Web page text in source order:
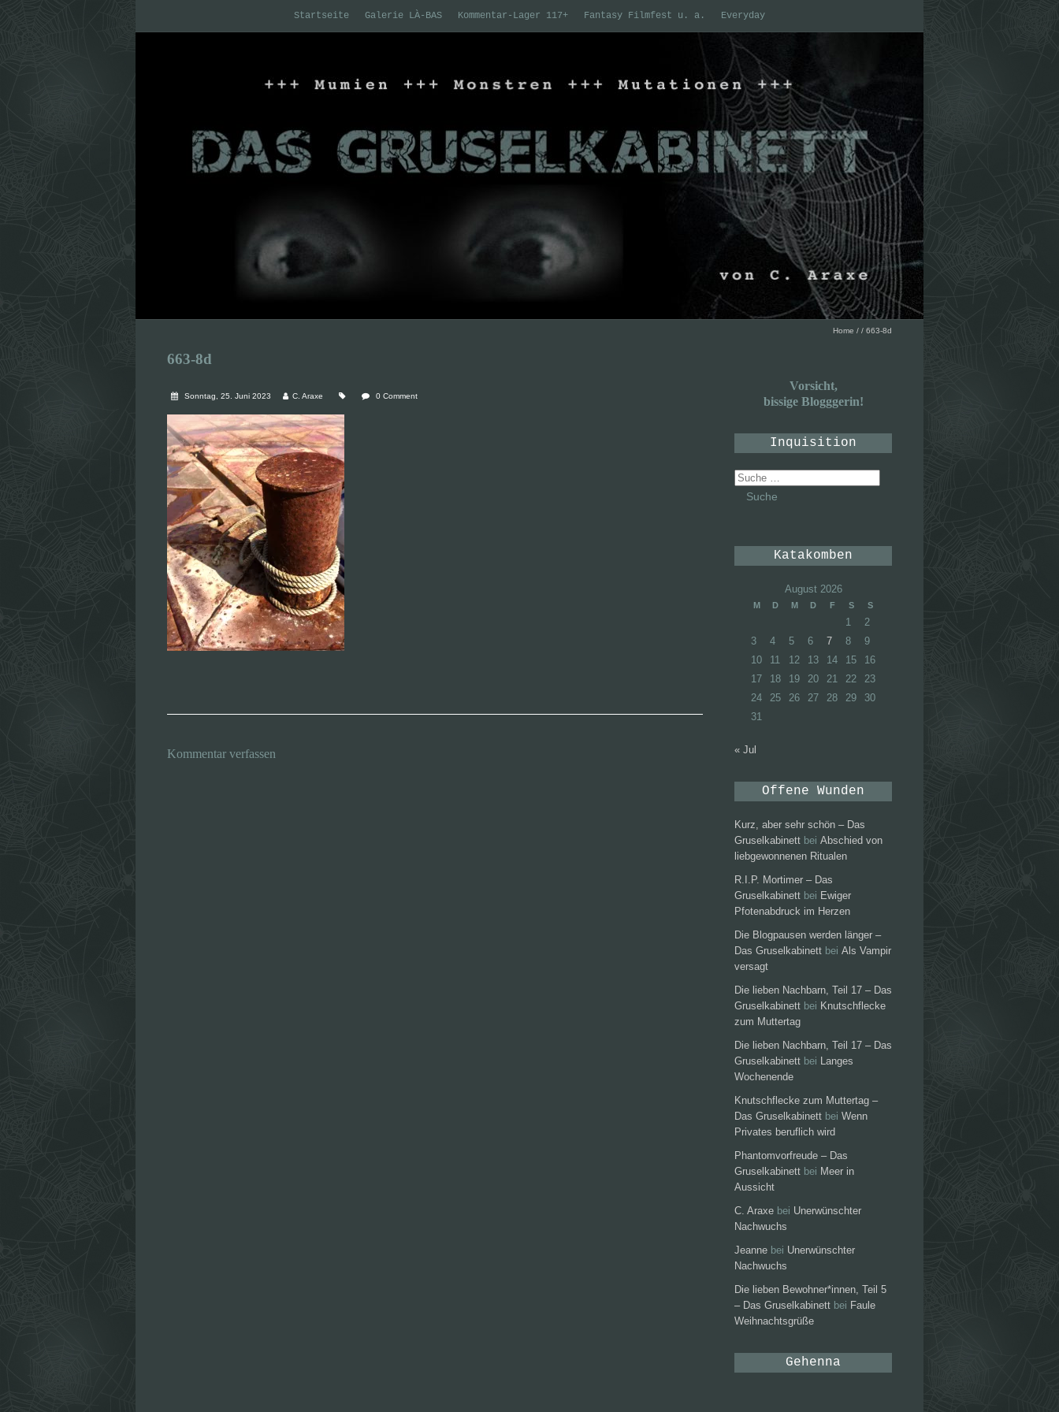
Startseite Galerie LÀ-BAS Kommentar-Lager 117+ Fantasy Filmfest u. a. Everyday
Home / / 663-8d
663-8d
Sonntag, 25. Juni 2023 C. Araxe 0 Comment
Kommentar verfassen
Vorsicht,
bissige Blogggerin!
Inquisition
Suche
nach:
Katakomben
August 2026
M D M D F S S
1
2
3
4 5 6 7 8
9
10
11 12 13 14 15
16
17
18 19 20 21 22
23
24
25 26 27 28 29
30
31
« Jul
Offene Wunden
Kurz, aber sehr schön – Das
Gruselkabinett bei Abschied von
liebgewonnenen Ritualen
R.I.P. Mortimer – Das
Gruselkabinett bei Ewiger
Pfotenabdruck im Herzen
Die Blogpausen werden länger –
Das Gruselkabinett bei Als Vampir
versagt
Die lieben Nachbarn, Teil 17 – Das
Gruselkabinett bei Knutschflecke
zum Muttertag
Die lieben Nachbarn, Teil 17 – Das
Gruselkabinett bei Langes
Wochenende
Knutschflecke zum Muttertag –
Das Gruselkabinett bei Wenn
Privates beruflich wird
Phantomvorfreude – Das
Gruselkabinett bei Meer in
Aussicht
C. Araxe bei Unerwünschter
Nachwuchs
Jeanne bei Unerwünschter
Nachwuchs
Die lieben Bewohner*innen, Teil 5
– Das Gruselkabinett bei Faule
Weihnachtsgrüße
Gehenna